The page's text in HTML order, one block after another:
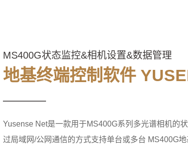
MS400G状态监控&相机设置&数据管理
地基终端控制软件
Yusense Net是一款用于MS400G系列多光谱相机的
过局域网/公网通信的方式支持单台或多台 MS400G